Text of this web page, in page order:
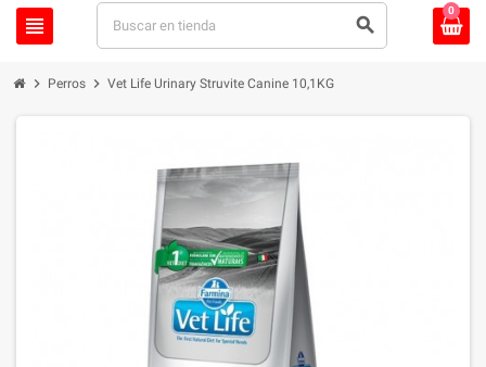
view_headline search
0
chevron_right Perros chevron_right Vet Life Urinary Struvite Canine 10,1KG